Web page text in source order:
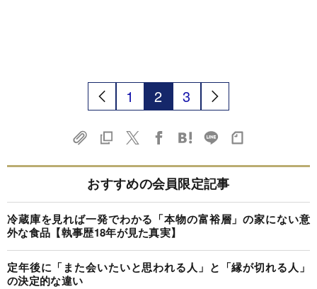
1 2 3
おすすめの会員限定記事
冷蔵庫を見れば一発でわかる「本物の富裕層」の家にない意
外な食品【執事歴18年が見た真実】
定年後に「また会いたいと思われる人」と「縁が切れる人」
の決定的な違い